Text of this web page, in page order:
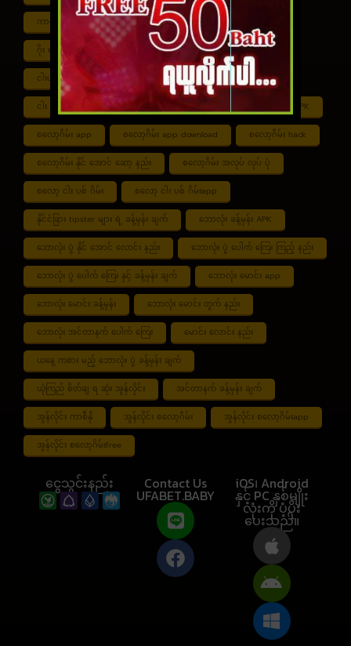
ကာစီနို ငါး ပစ် ဂိမ်း ကာစီနို စလော့ဂိမ်း ကျွဲ စလော့ဂိမ်း
ဂိုး ပေါင်း လောင်း နည်း ငါး ဂိမ်း ငွေ အကောင် ဆုံး
ငါးပစ်ဂိမ်း App download ငါး ပစ် ဂိမ်း link
ငါး ပစ် ဂိမ်း ဆော့ နည်း ငါး ပစ် ဂိမ်း ပိုက်ဆံ ရ စလော့ဂိမ်း APK
စလော့ဂိမ်း app စလော့ဂိမ်း app download စလော့ဂိမ်း hack
စလော့ဂိမ်း နိုင် အောင် ဆော့ နည်း စလော့ဂိမ်း အလုပ် လုပ် ပုံ
စလော့ ငါး ပစ် ဂိမ်း စလော့ ငါး ပစ် ဂိမ်းapp
နိုင်ငံခြား tipster များ ရဲ့ ခန့်မှန်း ချက် ဘောလုံး ခန့်မှန်း APK
ဘောလုံး ပွဲ နိုင် အောင် လောင်း နည်း ဘောလုံး ပွဲ ပေါက် ကြေး ကြည့် နည်း
ဘောလုံး ပွဲ ပေါက် ကြေး နှင့် ခန့်မှန်း ချက် ဘောလုံး မောင်း app
ဘောလုံး မောင်း ခန့်မှန်း ဘောလုံး မောင်း တွက် နည်း
ဘောလုံး အင်တာနက် ပေါက် ကြေး မောင်း လောင်း နည်း
ယနေ့ ကစား မည့် ဘောလုံး ပွဲ ခန့်မှန်း ချက်
ယုံကြည် စိတ်ချ ရ ဆုံး အွန်လိုင်း အင်တာနက် ခန့်မှန်း ချက်
အွန်လိုင်း ကာစီနို အွန်လိုင်း စလော့ဂိမ်း အွန်လိုင်း စလော့ဂိမ်းapp
အွန်လိုင်း စလော့ဂိမ်းfree
ငွေသွင်းနည်း Contact Us
UFABET.BABY
iOS၊ Android
နှင့် PC နှစ်မျိုး
လုံးကို ပံ့ပိုး
ပေးသည်။